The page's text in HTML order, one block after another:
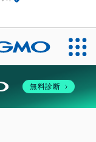
無料診断